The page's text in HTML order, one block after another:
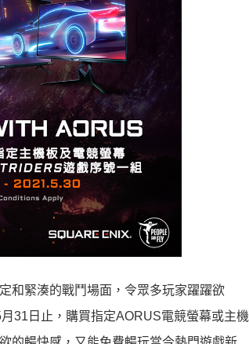
和緊湊的戰鬥場面，令眾多玩家躍躍欲
31日止，購買指定AORUS電競螢幕或主機